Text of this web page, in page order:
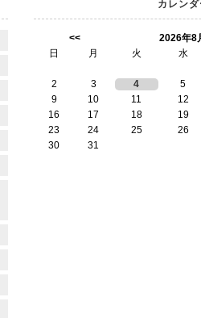
カレン
<<
2026年8
日
月 火 水
2 3 4
5
9
10 11
12
16
17 18
19
23
24 25
26
30
31